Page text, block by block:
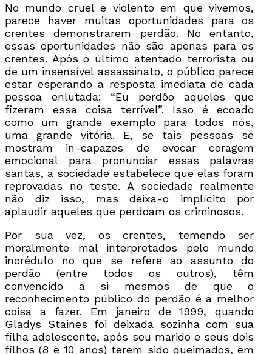
No mundo cruel e violento em que vivemos,
parece haver muitas oportunidades para os
crentes demonstrarem perdão. No entanto,
essas oportunidades não são apenas para os
crentes. Após o último atentado terrorista ou
de um insensível assassinato, o público parece
estar esperando a resposta imediata de cada
pessoa enlutada: “Eu perdôo aqueles que
fizeram essa coisa terrível”. Isso é ecoado
como um grande exemplo para todos nós,
uma grande vitória. E, se tais pessoas se
mostram in-capazes de evocar coragem
emocional para pronunciar essas palavras
santas, a sociedade estabelece que elas foram
reprovadas no teste. A sociedade realmente
não diz isso, mas deixa-o implícito por
aplaudir aqueles que perdoam os criminosos.
Por sua vez, os crentes, temendo ser
moralmente mal interpretados pelo mundo
incrédulo no que se refere ao assunto do
perdão (entre todos os outros), têm
convencido a si mesmos de que o
reconhecimento público do perdão é a melhor
coisa a fazer. Em janeiro de 1999, quando
Gladys Staines foi deixada sozinha com sua
filha adolescente, após seu marido e seus dois
filhos (8 e 10 anos) terem sido queimados, em